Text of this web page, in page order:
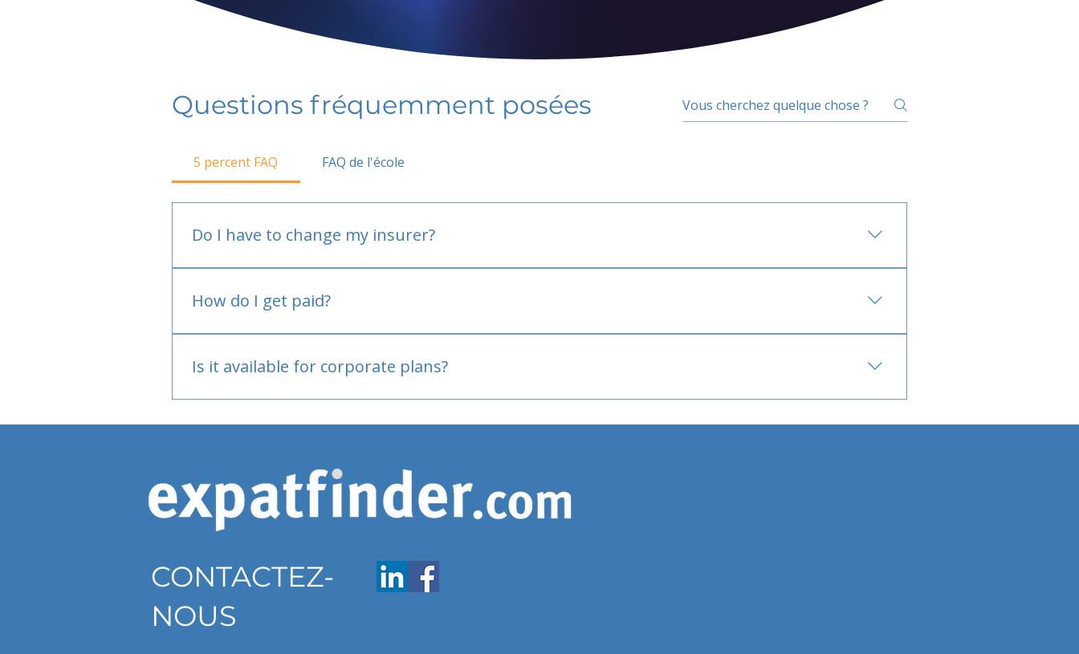
Questions fréquemment posées
5 percent FAQ FAQ de l'école
Do I have to change my insurer?
How do I get paid?
Is it available for corporate plans?
CONTACTEZ-
NOUS